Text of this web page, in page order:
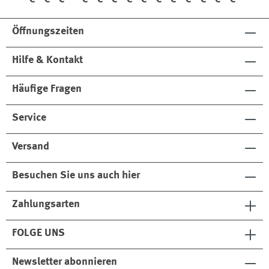
e
Öffnungszeiten
Hilfe & Kontakt
Häufige Fragen
Service
Versand
Besuchen Sie uns auch hier
Zahlungsarten
FOLGE UNS
Newsletter abonnieren